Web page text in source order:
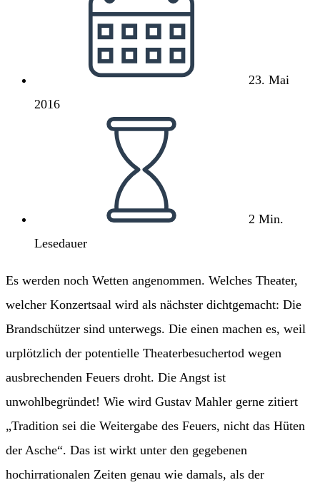
veröffentlicht:
23. Mai
2016
2 Min.
Lesedauer
Es werden noch Wetten angenommen. Welches Theater,
welcher Konzertsaal wird als nächster dichtgemacht: Die
Brandschützer sind unterwegs. Die einen machen es, weil
urplötzlich der potentielle Theaterbesuchertod wegen
ausbrechenden Feuers droht. Die Angst ist
unwohlbegründet! Wie wird Gustav Mahler gerne zitiert
„Tradition sei die Weitergabe des Feuers, nicht das Hüten
der Asche“. Das ist wirkt unter den gegebenen
hochirrationalen Zeiten genau wie damals, als der